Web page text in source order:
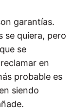
garantías.
se quiera, pero
se
en
probable es
siendo